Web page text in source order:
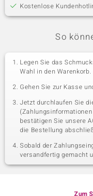
Kostenlose
So
Legen Sie das
Wahl in den Warenkorb.
Gehen Sie zur Kasse
Jetzt durchlaufen Sie
bestätigen Sie unsere
die Bestellung
Sobald der
versandfertig gemacht
Zum